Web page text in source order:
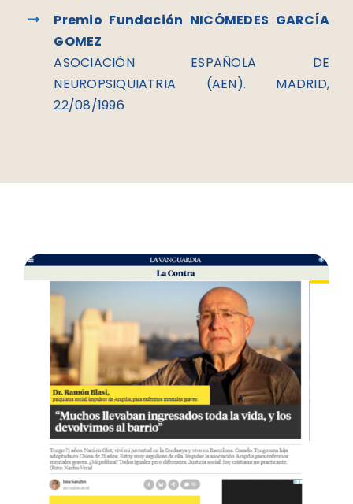
Premio Fundación NICÓMEDES GARCÍA
GOMEZ
ASOCIACIÓN ESPAÑOLA DE
NEUROPSIQUIATRIA (AEN). MADRID,
22/08/1996